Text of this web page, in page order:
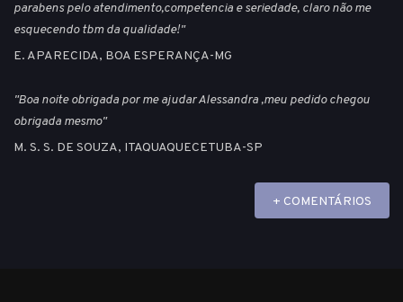
parabens pelo atendimento,competencia e seriedade, claro não me
esquecendo tbm da qualidade!"
E. APARECIDA, BOA ESPERANÇA-MG
"Boa noite obrigada por me ajudar Alessandra ,meu pedido chegou
obrigada mesmo"
M. S. S. DE SOUZA, ITAQUAQUECETUBA-SP
+ COMENTÁRIOS